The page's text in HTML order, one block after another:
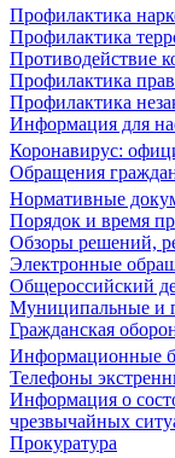
Профилактика
Профилактика
Противодействие
Профилактика
Профилактика
Информация для
Коронавирус:
Обращения
Нормативные
Порядок и время
Обзоры решений,
Электронные
Общероссийский
Муниципальные и
Гражданская
Информационные
Телефоны
Информация о
чрезвычайных
Прокуратура